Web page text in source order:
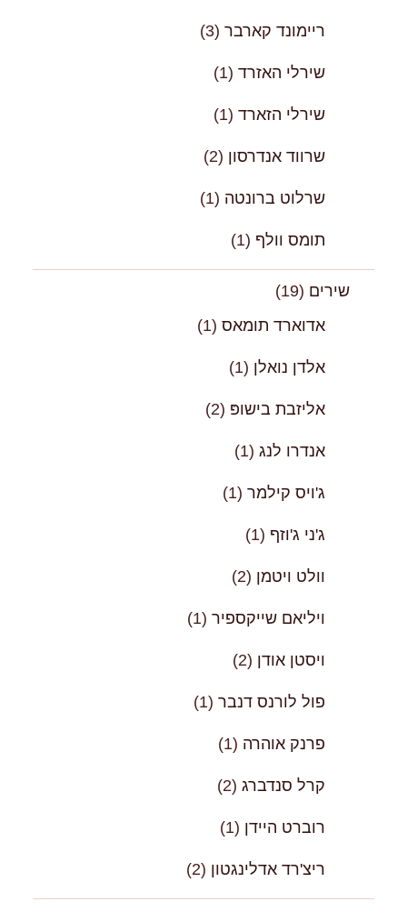
ריימונד קארבר (3)
שירלי האזרד (1)
שירלי הזארד (1)
שרווד אנדרסון (2)
שרלוט ברונטה (1)
תומס וולף (1)
שירים (19)
אדוארד תומאס (1)
אלדן נואלן (1)
אליזבת בישופּ (2)
אנדרו לנג (1)
ג'ויס קילמר (1)
ג'ני ג'וזף (1)
וולט ויטמן (2)
ויליאם שייקספיר (1)
ויסטן אודן (2)
פול לורנס דנבר (1)
פרנק אוהרה (1)
קרל סנדברג (2)
רוברט היידן (1)
ריצ'רד אדלינגטון (2)